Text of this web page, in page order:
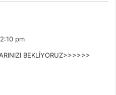
i
pm
BEKLİYORUZ>>>>>>